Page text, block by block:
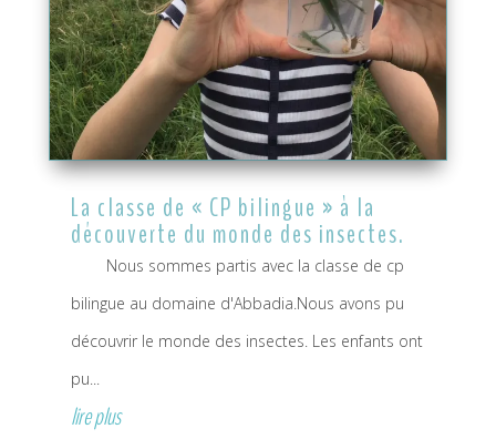
La classe de « CP bilingue » à la
découverte du monde des insectes.
Nous sommes partis avec la classe de cp
bilingue au domaine d'Abbadia.Nous avons pu
découvrir le monde des insectes. Les enfants ont
pu...
lire plus